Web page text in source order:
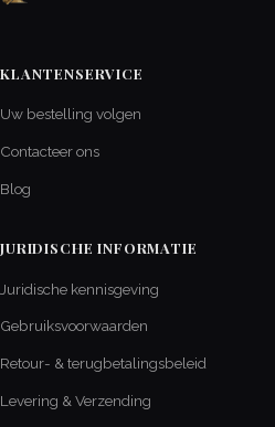
KLANTENSERVICE
Uw bestelling volgen
Contacteer ons
Blog
JURIDISCHE INFORMATIE
Juridische kennisgeving
Gebruiksvoorwaarden
Retour- & terugbetalingsbeleid
Levering & Verzending